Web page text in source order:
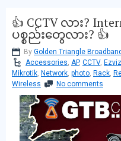
👍 CCTV လား?
ပစ္စည်းတွေလား? 👍
By Golden Triangle Broadband
Accessories, AP, CCTV, Ezviz
Mikrotik, Network, photo, Rack,
Wireless
No comments